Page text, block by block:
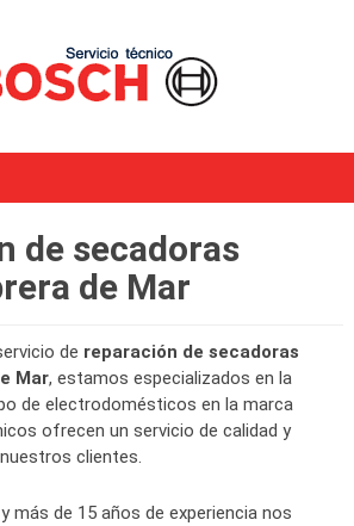
de secadoras
de Mar
de reparación de secadoras
Mar, estamos especializados en la
de electrodomésticos en la marca
ofrecen un servicio de calidad y
clientes.
más de 15 años de experiencia nos